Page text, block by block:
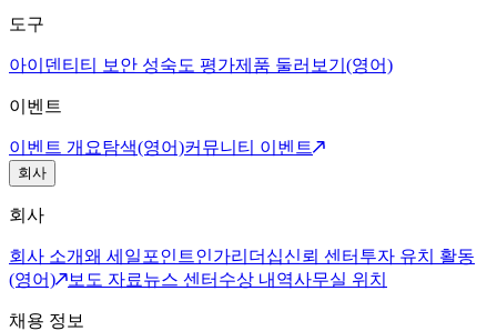
도구
아이덴티티 보안 성숙도 평가제품 둘러보기(영어)
이벤트
이벤트 개요탐색(영어)커뮤니티 이벤트
회사
회사
회사 소개왜 세일포인트인가리더십신뢰 센터 투자 유치 활동
(영어)
보도 자료뉴스 센터 수상 내역사무실 위치
채용 정보